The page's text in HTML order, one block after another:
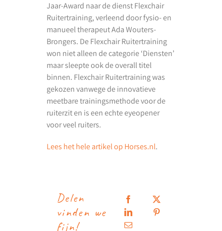
Jaar-Award naar de dienst Flexchair
Ruitertraining, verleend door fysio- en
manueel therapeut Ada Wouters-
Brongers. De Flexchair Ruitertraining
won niet alleen de categorie ‘Diensten’
maar sleepte ook de overall titel
binnen. Flexchair Ruitertraining was
gekozen vanwege de innovatieve
meetbare trainingsmethode voor de
ruiterzit en is een echte eyeopener
voor veel ruiters.
Lees het hele artikel op Horses.nl.
Delen
vinden we
fijn!